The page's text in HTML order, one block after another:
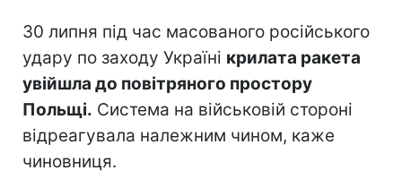
30 липня під час масованого російського
удару по заходу Україні крилата ракета
увійшла до повітряного простору
Польщі. Система на військовій стороні
відреагувала належним чином, каже
чиновниця.